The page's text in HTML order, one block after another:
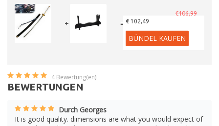
+ =
€106,99
€ 102,49
BÜNDEL KAUFEN
4 Bewertung(en)
BEWERTUNGEN
Durch Georges
It is good quality. dimensions are what you would expect of